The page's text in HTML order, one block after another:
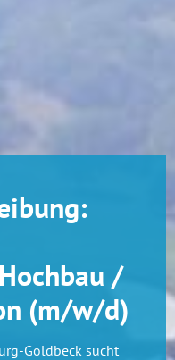
/
(m/w/d)
Goldbeck sucht